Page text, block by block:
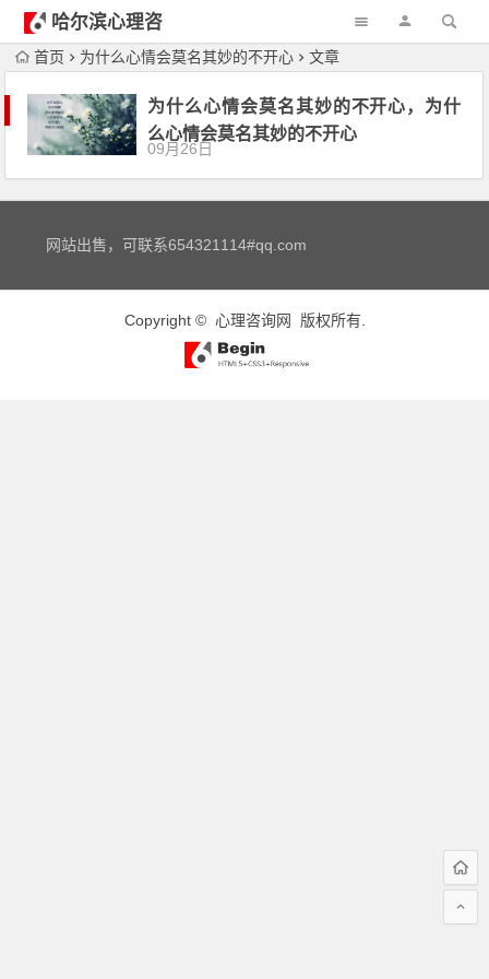
哈尔滨心理咨
询首页 为什么心情会莫名其妙的不开心 文章
为什么心情会莫名其妙的不开心，为什
么心情会莫名其妙的不开心
09月26日
网站出售，可联系654321114#qq.com
Copyright © 心理咨询网 版权所有.